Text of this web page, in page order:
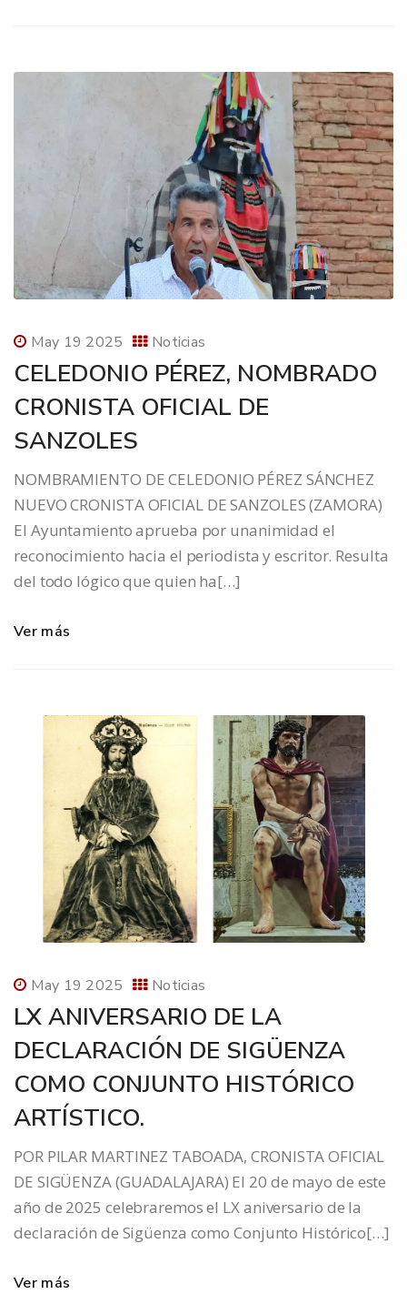
May 19 2025 Noticias
CELEDONIO PÉREZ, NOMBRADO
CRONISTA OFICIAL DE
SANZOLES
NOMBRAMIENTO DE CELEDONIO PÉREZ SÁNCHEZ
NUEVO CRONISTA OFICIAL DE SANZOLES (ZAMORA)
El Ayuntamiento aprueba por unanimidad el
reconocimiento hacia el periodista y escritor. Resulta
del todo lógico que quien ha[…]
Ver más
May 19 2025 Noticias
LX ANIVERSARIO DE LA
DECLARACIÓN DE SIGÜENZA
COMO CONJUNTO HISTÓRICO
ARTÍSTICO.
POR PILAR MARTINEZ TABOADA, CRONISTA OFICIAL
DE SIGÜENZA (GUADALAJARA) El 20 de mayo de este
año de 2025 celebraremos el LX aniversario de la
declaración de Sigüenza como Conjunto Histórico[…]
Ver más